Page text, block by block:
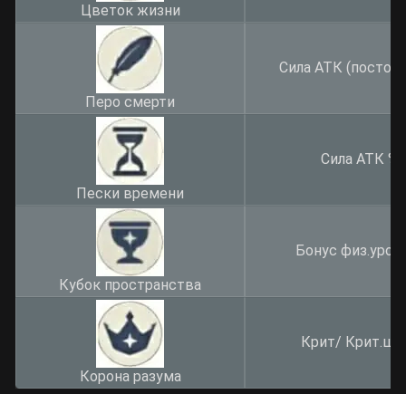
Цветок жизни
Перо смерти
Сила АТК
Пески времени
Сила АТК %
Кубок пространства
Бонус
Корона разума
Крит/